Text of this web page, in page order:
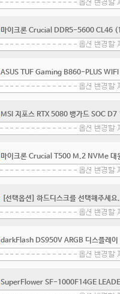
마이크론 Crucial DDR5-5600 CL46
ASUS TUF Gaming B860-PLUS WIFI
MSI 지포스 RTX 5080 뱅가드 SOC D7
마이크론 Crucial T500 M.2 NVMe 대
[선택옵션] 하드디스크를 선택해주세요.
darkFlash DS950V ARGB 디스플레
SuperFlower SF-1000F14GE